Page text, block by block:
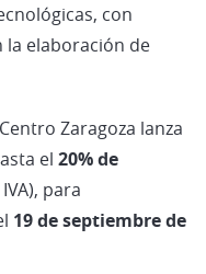
con
la elaboración de
Zaragoza lanza
el 20% de
para
19 de septiembre de